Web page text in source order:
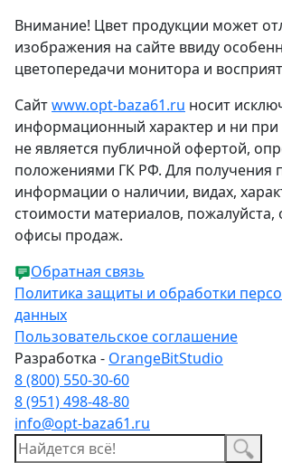
Внимание! Цвет продукции может
изображения на сайте ввиду
цветопередачи монитора и
Сайтwww.opt-baza61.ru носит
информационный характер и ни при
не является публичной офертой,
положениями ГК РФ. Для получения
информации о наличии, видах,
стоимости материалов,
офисы продаж.
Обратная связь
Политика защиты и обработки
данных
Пользовательское соглашение
Разработка - OrangeBitStudio
8 (800) 550-30-60
8 (951) 498-48-80
info@opt-baza61.ru